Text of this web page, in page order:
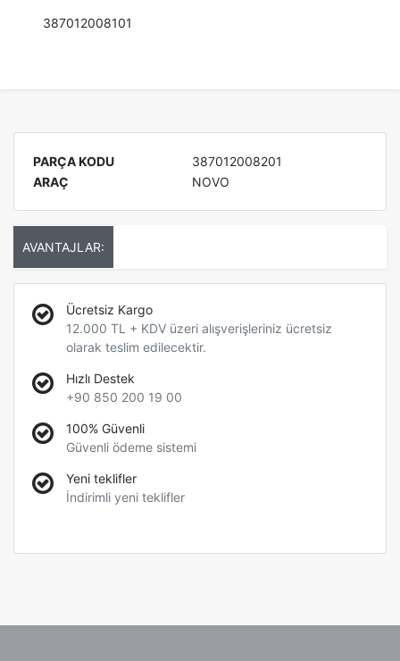
387012008101
PARÇA KODU
387012008201
ARAÇ
NOVO
AVANTAJLAR:
Ücretsiz Kargo
12.000 TL + KDV üzeri alışverişleriniz ücretsiz
olarak teslim edilecektir.
Hızlı Destek
+90 850 200 19 00
100% Güvenli
Güvenli ödeme sistemi
Yeni teklifler
İndirimli yeni teklifler